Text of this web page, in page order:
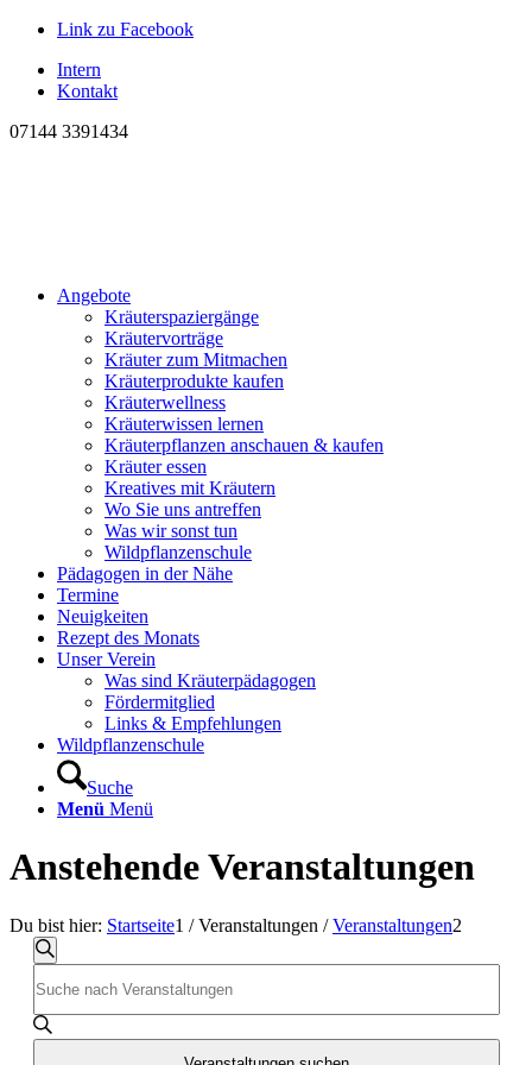
Link zu Facebook
Intern
Kontakt
07144 3391434
Angebote
Kräuterspaziergänge
Kräutervorträge
Kräuter zum Mitmachen
Kräuterprodukte kaufen
Kräuterwellness
Kräuterwissen lernen
Kräuterpflanzen anschauen & kaufen
Kräuter essen
Kreatives mit Kräutern
Wo Sie uns antreffen
Was wir sonst tun
Wildpflanzenschule
Pädagogen in der Nähe
Termine
Neuigkeiten
Rezept des Monats
Unser Verein
Was sind Kräuterpädagogen
Fördermitglied
Links & Empfehlungen
Wildpflanzenschule
Suche
Menü Menü
Anstehende Veranstaltungen
Du bist hier: Startseite1 / Veranstaltungen / Veranstaltungen2
Veranstaltungen
Veranstaltungen
Suche
und
Ansichten,
Suche
Schlüsselwort
eingeben.
Suche